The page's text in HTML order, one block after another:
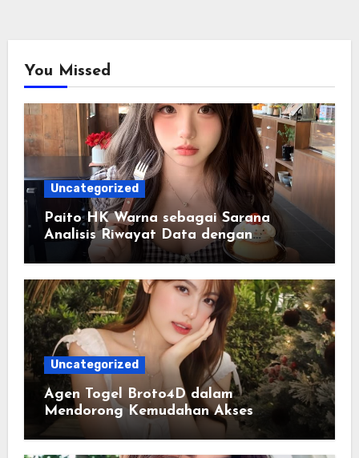
You Missed
Uncategorized
Paito HK Warna sebagai Sarana
Analisis Riwayat Data dengan
Tampilan yang Lebih Informatif
Uncategorized
Agen Togel Broto4D dalam
Mendorong Kemudahan Akses
Informasi Digital bagi Pengguna